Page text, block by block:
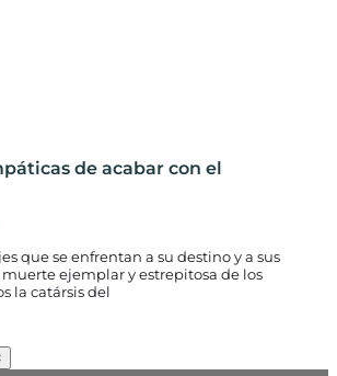
de acabar con el
que se enfrentan a su destino y a sus
muerte ejemplar y estrepitosa de los
la catársis del